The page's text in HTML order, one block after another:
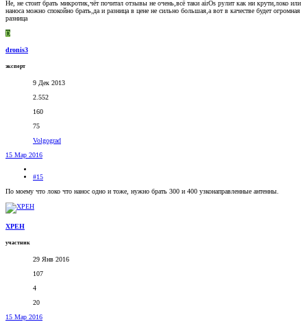
Не, не стоит брать микротик,чёт почитал отзывы не очень,всё таки airOs рулит как ни крути,локо или
наноса можно спокойно брать,да и разница в цене не сильно большая,а вот в качестве будет огромная
разница
D
dronis3
эксперт
9 Дек 2013
2.552
160
75
Volgograd
15 Мар 2016
#15
По моему что локо что нанос одно и тоже, нужно брать 300 и 400 узконаправленные антенны.
XPEH
участник
29 Янв 2016
107
4
20
15 Мар 2016